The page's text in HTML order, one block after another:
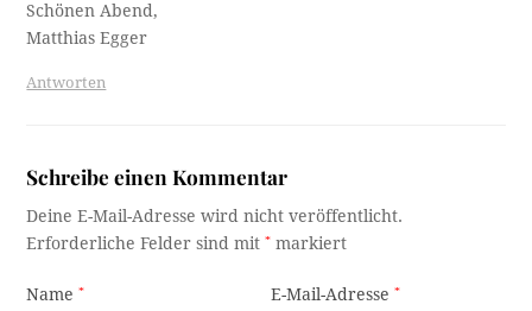
Schönen Abend,
Matthias Egger
Antworten
Schreibe einen Kommentar
Deine E-Mail-Adresse wird nicht veröffentlicht.
Erforderliche Felder sind mit* markiert
Name* E-Mail-Adresse*